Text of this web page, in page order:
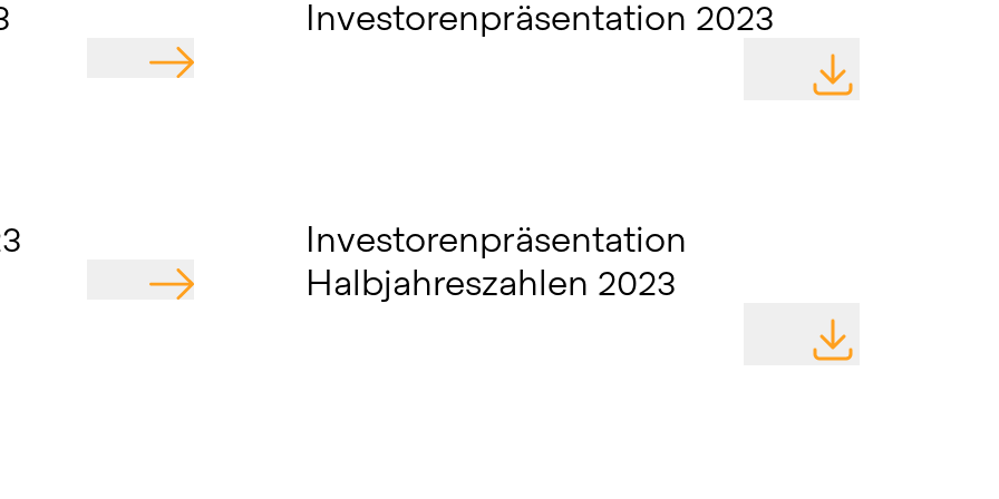
GEHE ZU
Investorenpräsentation 2023
DATEI
GEHE ZU
Investorenpräsentation
Halbjahreszahlen 2023
DATEI